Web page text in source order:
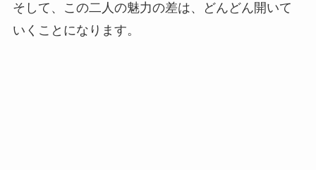
そして、この二人の魅力の差は、どんどん開いて
いくことになります。